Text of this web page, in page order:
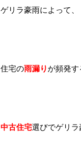
ゲリラ豪雨によって、
住宅の雨漏り が頻発す
中古住宅選びでゲリラ